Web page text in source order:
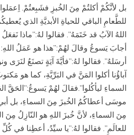
بل لأنَّكُمْ أكلتُمْ مِنَ الخُبزِ فشَبِعتُمْ. اِعمَلوا
للطَّعامِ الباقي للحياةِ الأبديَّةِ الذي
اللهُ الآبُ قد خَتَمَهُ”. فقالوا لهُ:”ماذا
أجابَ يَسوعُ وقالَ لهُمْ:”هذا هو عَمَلُ اللهِ:
أرسَلهُ”. فقالوا لهُ:”فأيَّةَ آيَةٍ تصنَعُ لنَرَى
آباؤُنا أكلوا المَنَّ في البَرِّيَّةِ، كما هو
السماءِ ليأكُلوا”.فقالَ لهُمْ
موسَى أعطاكُمُ الخُبزَ مِنَ السماءِ، بل
مِنَ السماءِ، لأنَّ خُبزَ اللهِ هو النّازِلُ مِنَ
للعالَمِ”. فقالوا لهُ:”يا سيِّدُ، أعطِنا في